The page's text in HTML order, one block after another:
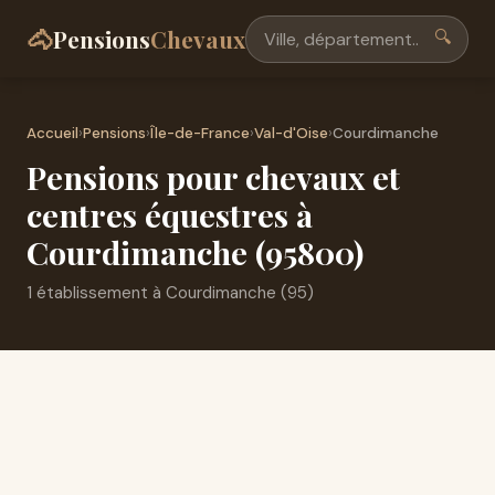
🐴PensionsChevaux 🔍
Accueil›Pensions›Île-de-France›Val-d'Oise›Courdimanche
Pensions pour chevaux et
centres équestres à
Courdimanche (95800)
1 établissement à Courdimanche (95)